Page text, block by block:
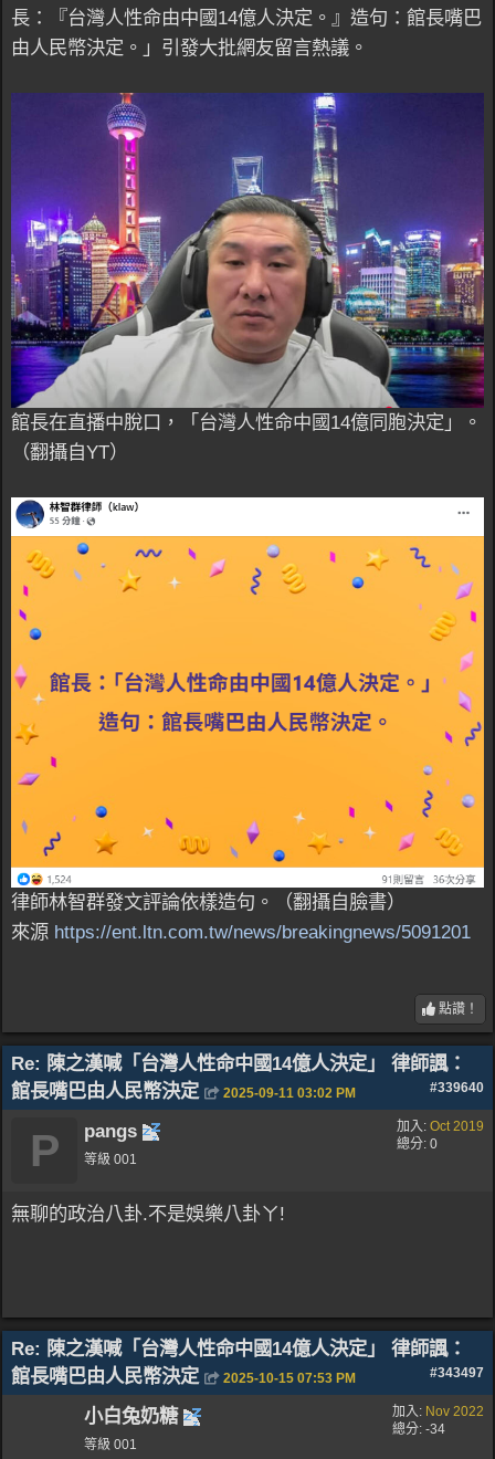
長：『台灣人性命由中國14億人決定。』造句：館長嘴巴
由人民幣決定。」引發大批網友留言熱議。
館長在直播中脫口，「台灣人性命中國14億同胞決定」。
（翻攝自YT）
律師林智群發文評論依樣造句。（翻攝自臉書）
來源 https://ent.ltn.com.tw/news/breakingnews/5091201
點讚！
Re: 陳之漢喊「台灣人性命中國14億人決定」 律師諷：
館長嘴巴由人民幣決定
#339640
2025-09-11 03:02 PM
加入: Oct 2019
總分: 0
P pangs
等級 001
無聊的政治八卦.不是娛樂八卦ㄚ!
Re: 陳之漢喊「台灣人性命中國14億人決定」 律師諷：
館長嘴巴由人民幣決定
#343497
2025-10-15 07:53 PM
加入: Nov 2022
總分: -34
小白兔奶糖
等級 001